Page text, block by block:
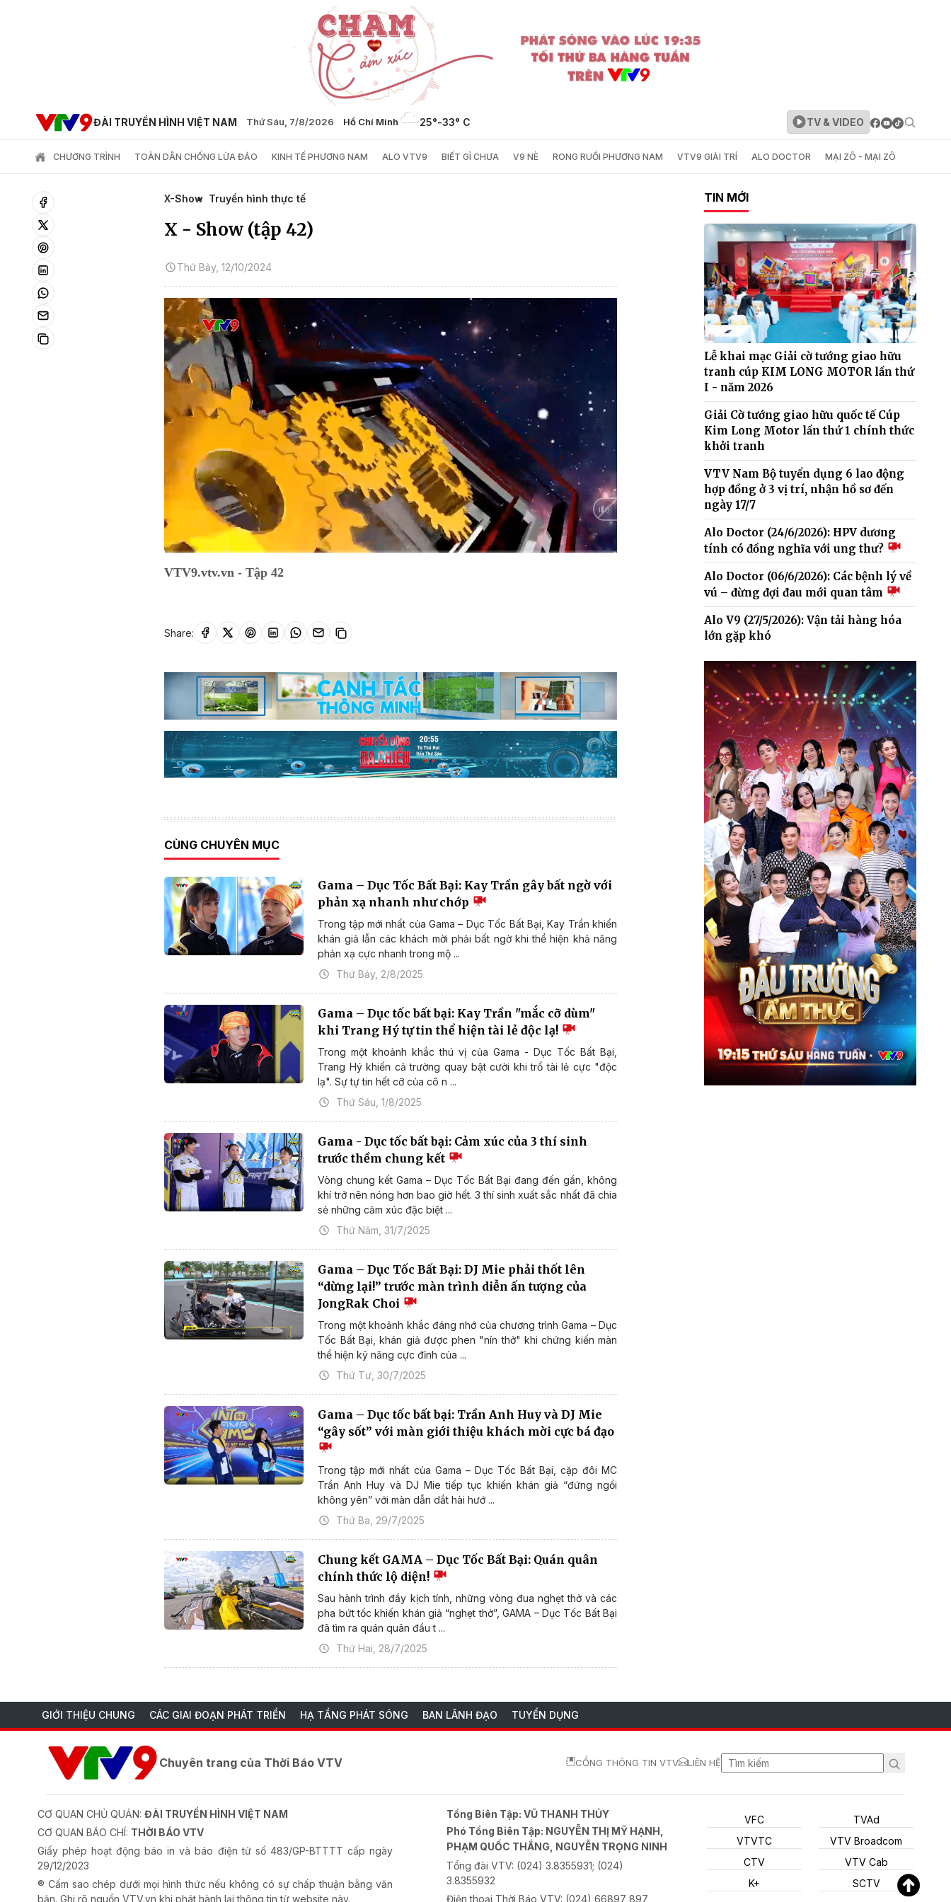
ĐÀI TRUYỀN HÌNH VIỆT NAM Thứ Sáu, 7/8/2026 Hồ Chí Minh 25°-33° C TV & VIDEO
CHƯƠNG TRÌNH TOÀN DÂN CHỐNG LỪA ĐẢO KINH TẾ PHƯƠNG NAM ALO VTV9 BIẾT GÌ CHƯA V9 NÈ RONG RUỔI PHƯƠNG NAM VTV9 GIẢI TRÍ ALO DOCTOR MẠI ZÔ - MẠI ZÔ
X-Show Truyền hình thực tế
X - Show (tập 42)
Thứ Bảy, 12/10/2024
VTV9.vtv.vn - Tập 42
Share:
CÙNG CHUYÊN MỤC
Gama – Dục Tốc Bất Bại: Kay Trần gây bất ngờ với
phản xạ nhanh như chớp
Trong tập mới nhất của Gama – Dục Tốc Bất Bại, Kay Trần khiến
khán giả lẫn các khách mời phải bất ngờ khi thể hiện khả năng
phản xạ cực nhanh trong mộ ...
Thứ Bảy, 2/8/2025
Gama – Dục tốc bất bại: Kay Trần "mắc cỡ dùm"
khi Trang Hý tự tin thể hiện tài lẻ độc lạ!
Trong một khoảnh khắc thú vị của Gama - Dục Tốc Bất Bại,
Trang Hý khiến cả trường quay bật cười khi trổ tài lẻ cực "độc
lạ". Sự tự tin hết cỡ của cô n ...
Thứ Sáu, 1/8/2025
Gama - Dục tốc bất bại: Cảm xúc của 3 thí sinh
trước thềm chung kết
Vòng chung kết Gama – Dục Tốc Bất Bại đang đến gần, không
khí trở nên nóng hơn bao giờ hết. 3 thí sinh xuất sắc nhất đã chia
sẻ những cảm xúc đặc biệt ...
Thứ Năm, 31/7/2025
Gama – Dục Tốc Bất Bại: DJ Mie phải thốt lên
“dừng lại!” trước màn trình diễn ấn tượng của
JongRak Choi
Trong một khoảnh khắc đáng nhớ của chương trình Gama – Dục
Tốc Bất Bại, khán giả được phen "nín thở" khi chứng kiến màn
thể hiện kỹ năng cực đỉnh của ...
Thứ Tư, 30/7/2025
Gama – Dục tốc bất bại: Trần Anh Huy và DJ Mie
“gây sốt” với màn giới thiệu khách mời cực bá đạo
Trong tập mới nhất của Gama – Dục Tốc Bất Bại, cặp đôi MC
Trần Anh Huy và DJ Mie tiếp tục khiến khán giả “đứng ngồi
không yên” với màn dẫn dắt hài hướ ...
Thứ Ba, 29/7/2025
Chung kết GAMA – Dục Tốc Bất Bại: Quán quân
chính thức lộ diện!
Sau hành trình đầy kịch tính, những vòng đua nghẹt thở và các
pha bứt tốc khiến khán giả “nghẹt thở”, GAMA – Dục Tốc Bất Bại
đã tìm ra quán quân đầu t ...
Thứ Hai, 28/7/2025
TIN MỚI
Lễ khai mạc Giải cờ tướng giao hữu
tranh cúp KIM LONG MOTOR lần thứ
I - năm 2026
Giải Cờ tướng giao hữu quốc tế Cúp
Kim Long Motor lần thứ 1 chính thức
khởi tranh
VTV Nam Bộ tuyển dụng 6 lao động
hợp đồng ở 3 vị trí, nhận hồ sơ đến
ngày 17/7
Alo Doctor (24/6/2026): HPV dương
tính có đồng nghĩa với ung thư?
Alo Doctor (06/6/2026): Các bệnh lý về
vú – đừng đợi đau mới quan tâm
Alo V9 (27/5/2026): Vận tải hàng hóa
lớn gặp khó
GIỚI THIỆU CHUNG CÁC GIAI ĐOẠN PHÁT TRIỂN HẠ TẦNG PHÁT SÓNG BAN LÃNH ĐẠO TUYỂN DỤNG
Chuyên trang của Thời Báo VTV CỔNG THÔNG TIN VTV LIÊN HỆ
CƠ QUAN CHỦ QUẢN: ĐÀI TRUYỀN HÌNH VIỆT NAM
CƠ QUAN BÁO CHÍ: THỜI BÁO VTV
Giấy phép hoạt động báo in và báo điện tử số 483/GP-BTTTT cấp ngày
29/12/2023
® Cấm sao chép dưới mọi hình thức nếu không có sự chấp thuận bằng văn
bản. Ghi rõ nguồn VTV.vn khi phát hành lại thông tin từ website này.
Tổng Biên Tập:VŨ THANH THỦY
Phó Tổng Biên Tập: NGUYỄN THỊ MỸ HẠNH,
PHẠM QUỐC THẮNG, NGUYỄN TRỌNG NINH
Tổng đài VTV: (024) 3.8355931; (024)
3.8355932
Điện thoại Thời Báo VTV: (024) 66897 897
VFC
VTVTC
CTV
K+
TVAd
VTV Broadcom
VTV Cab
SCTV